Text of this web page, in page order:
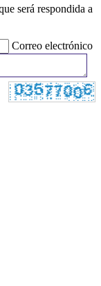
será respondida a
Correo electrónico